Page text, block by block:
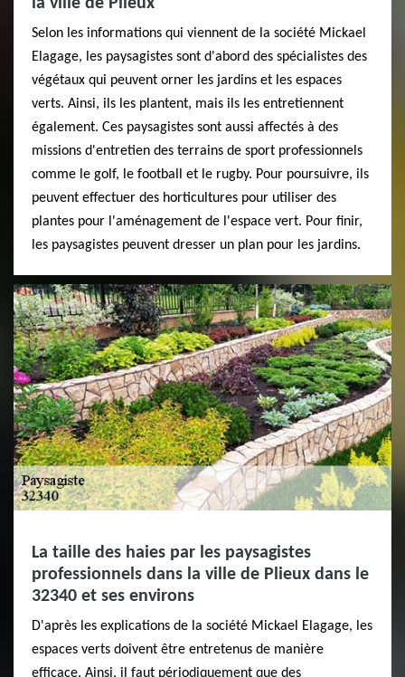
Selon les informations qui viennent de la société Mickael
Elagage, les paysagistes sont d'abord des spécialistes des
végétaux qui peuvent orner les jardins et les espaces
verts. Ainsi, ils les plantent, mais ils les entretiennent
également. Ces paysagistes sont aussi affectés à des
missions d'entretien des terrains de sport professionnels
comme le golf, le football et le rugby. Pour poursuivre, ils
peuvent effectuer des horticultures pour utiliser des
plantes pour l'aménagement de l'espace vert. Pour finir,
les paysagistes peuvent dresser un plan pour les jardins.
La taille des haies par les paysagistes
professionnels dans la ville de Plieux dans le
32340 et ses environs
D'après les explications de la société Mickael Elagage, les
espaces verts doivent être entretenus de manière
efficace. Ainsi, il faut périodiquement que des